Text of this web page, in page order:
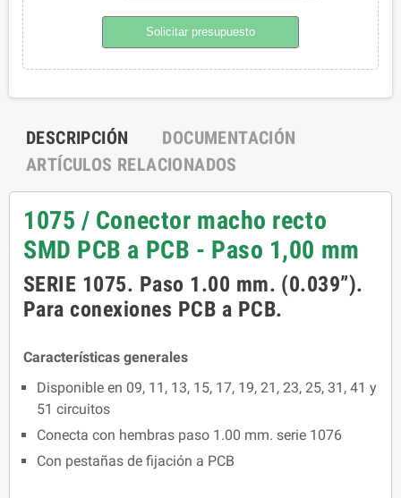
Solicitar presupuesto
DESCRIPCIÓN
DOCUMENTACIÓN
ARTÍCULOS RELACIONADOS
1075 / Conector macho recto
SMD PCB a PCB - Paso 1,00 mm
SERIE 1075. Paso 1.00 mm. (0.039”).
Para conexiones PCB a PCB.
Características generales
Disponible en 09, 11, 13, 15, 17, 19, 21, 23, 25, 31, 41 y
51 circuitos
Conecta con hembras paso 1.00 mm. serie 1076
Con pestañas de fijación a PCB